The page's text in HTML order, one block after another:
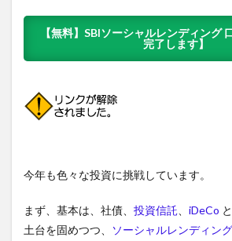
【無料】SBIソーシャルレンディング
完了します】
今年も色々な投資に挑戦しています。
まず、基本は、社債、 投資信託 iDeCo
土台を固めつつ、
ソーシャルレンディング